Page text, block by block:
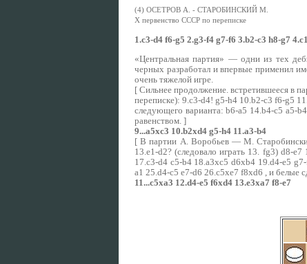
(4) ОСЕТРОВ А. - СТАРОБИНСКИЙ М.
X первенство СССР по переписке
1.c3-d4 f6-g5 2.g3-f4 g7-f6 3.b2-c3 h8-g7
«Центральная партия» — одни из тех
черных разработал и впервые применил
очень тяжелой игре.
[ Сильнее продолжение. встретившееся в
переписке): 9.c3-d4! g5-h4 10.b2-c3 f6-g5
следующего варианта: b6-a5 14.b4-c5 a5-
равенством. ]
9...a5xc3 10.b2xd4 g5-h4 11.a3-b4
[ В партии А. Воробьев — М.
13.e1-d2? (следовало играть 13. fg3) d8-
17.c3-d4 c5-b4 18.a3xc5 d6xb4 19.d4-e5
a1 25.d4-c5 e7-d6 26.c5xe7 f8xd6 , и белые
11...c5xa3 12.d4-e5 f6xd4 13.e3xa7 f8-e7